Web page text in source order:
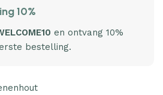
10%
en ontvang 10%
bestelling.